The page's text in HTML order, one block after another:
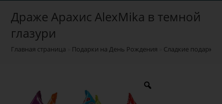
Драже Арахис AlexMika в темной
глазури
Главная страница Подарки на День Рождения Сладкие подарки